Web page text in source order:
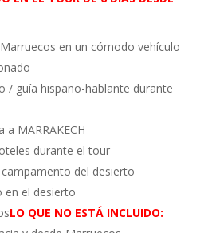
en un cómodo vehículo
/ guía hispano-hablante durante
a MARRAKECH
durante el tour
del desierto
en el desierto
LO QUE NO ESTÁ INCLUIDO: